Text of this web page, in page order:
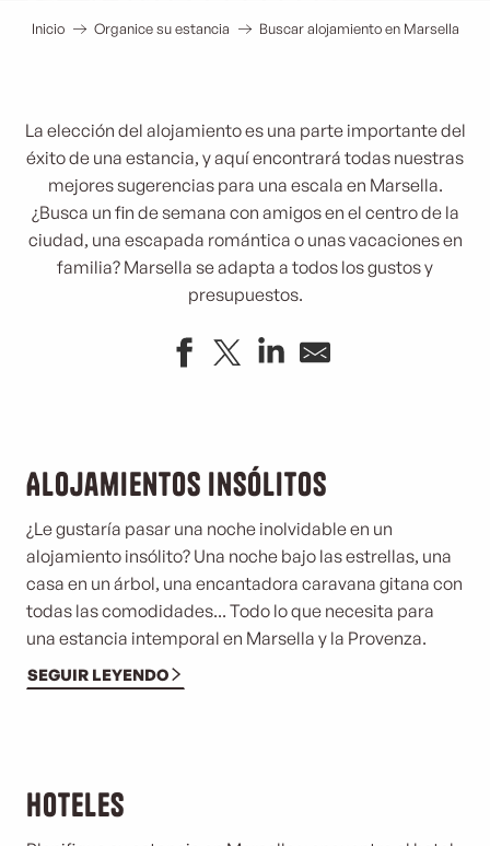
Inicio Organice su estancia Buscar alojamiento en Marsella
La elección del alojamiento es una parte importante del
éxito de una estancia, y aquí encontrará todas nuestras
mejores sugerencias para una escala en Marsella.
¿Busca un fin de semana con amigos en el centro de la
ciudad, una escapada romántica o unas vacaciones en
familia? Marsella se adapta a todos los gustos y
presupuestos.
Alojamientos insólitos
¿Le gustaría pasar una noche inolvidable en un
alojamiento insólito? Una noche bajo las estrellas, una
casa en un árbol, una encantadora caravana gitana con
todas las comodidades... Todo lo que necesita para
una estancia intemporal en Marsella y la Provenza.
SEGUIR LEYENDO
Hoteles